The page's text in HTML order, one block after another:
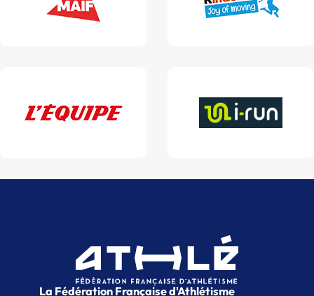
La Fédération Française d'Athlétisme